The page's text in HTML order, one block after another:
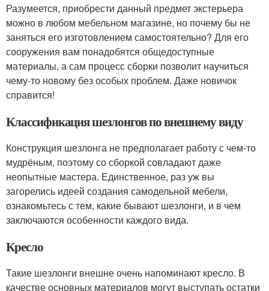
Разумеется, приобрести данный предмет экстерьера
можно в любом мебельном магазине, но почему бы не
заняться его изготовлением самостоятельно? Для его
сооружения вам понадобятся общедоступные
материалы, а сам процесс сборки позволит научиться
чему-то новому без особых проблем. Даже новичок
справится!
Классификация шезлонгов по внешнему виду
Конструкция шезлонга не предполагает работу с чем-то
мудрёным, поэтому со сборкой совладают даже
неопытные мастера. Единственное, раз уж вы
загорелись идеей создания самодельной мебели,
ознакомьтесь с тем, какие бывают шезлонги, и в чем
заключаются особенности каждого вида.
Кресло
Такие шезлонги внешне очень напоминают кресло. В
качестве основных материалов могут выступать остатки